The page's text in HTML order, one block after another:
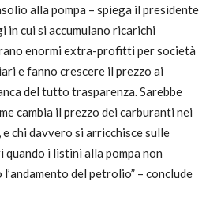
alla pompa – spiega il presidente
in cui si accumulano ricarichi
enormi extra-profitti per società
e fanno crescere il prezzo ai
del tutto trasparenza. Sarebbe
cambia il prezzo dei carburanti nei
chi davvero si arricchisce sulle
quando i listini alla pompa non
del petrolio” – conclude